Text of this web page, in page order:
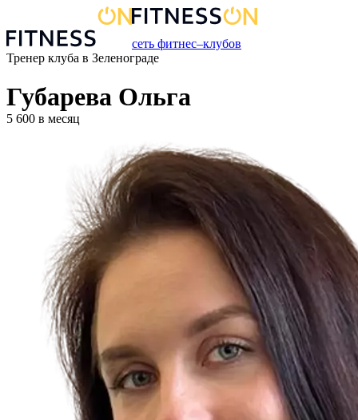
сеть фитнес–клубов
Тренер клуба в Зеленограде
Губарева Ольга
5 600 в месяц